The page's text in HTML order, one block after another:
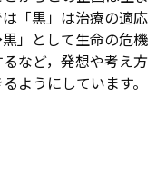
「黒」は治療の適応
」として生命の危機
など，発想や考え方
ようにしています。